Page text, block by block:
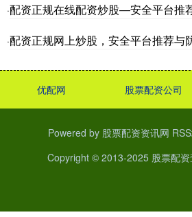
·配资正规在线配资炒股—安全平台推
·配资正规网上炒股，安全平台推荐与
优配网 股票配资公司
Powered by 股票配资资讯网
Copyright © 2013-2025 股票配